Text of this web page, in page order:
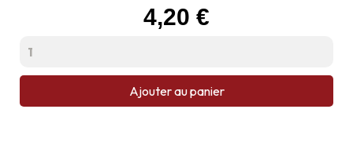
Prix
4,20 €
Ajouter au panier